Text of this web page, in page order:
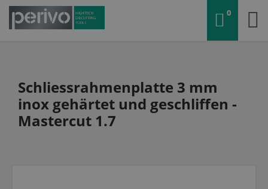
0
Schliessrahmenplatte 3 mm
inox gehärtet und geschliffen -
Mastercut 1.7